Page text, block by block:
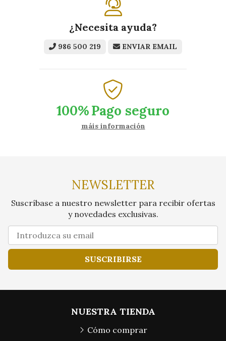
¿Necesita ayuda?
986 500 219 ENVIAR EMAIL
100%Pago seguro
máis información
NEWSLETTER
Suscríbase a nuestro newsletter para recibir ofertas
y novedades exclusivas.
SUSCRIBIRSE
NUESTRA TIENDA
Cómo comprar